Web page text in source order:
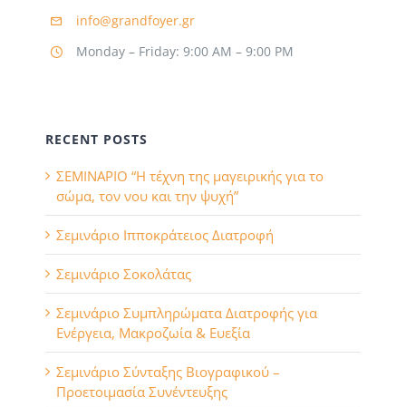
Sommelier & Bartender Training
info@grandfoyer.gr
Monday – Friday: 9:00 AM – 9:00 PM
RECENT POSTS
ΣΕΜΙΝΑΡΙΟ “Η τέχνη της μαγειρικής για το
σώμα, τον νου και την ψυχή”
Σεμινάριο Ιπποκράτειος Διατροφή
Σεμινάριο Σοκολάτας
Σεμινάριο Συμπληρώματα Διατροφής για
Ενέργεια, Μακροζωία & Ευεξία
Σεμινάριο Σύνταξης Βιογραφικού –
Προετοιμασία Συνέντευξης